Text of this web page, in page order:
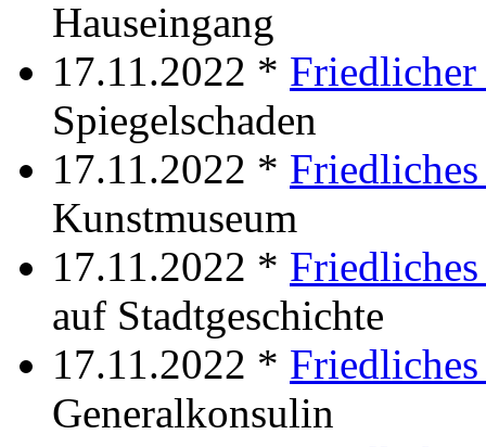
Hauseingang
17.11.2022 * Friedlicher
Spiegelschaden
17.11.2022 * Friedliches
Kunstmuseum
17.11.2022 *
auf Stadtgeschichte
17.11.2022 *
Generalkonsulin